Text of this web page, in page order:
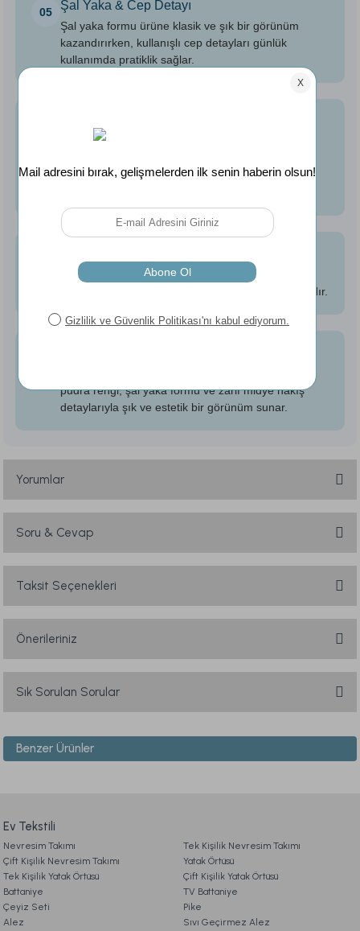
05 Şal Yaka & Cep Detayı
Şal yaka formu ürüne klasik ve şık bir görünüm
kazandırırken, kullanışlı cep detayları günlük
kullanımda pratiklik sağlar.
Pamuk dokusunun yumuşaklığını ve nakış
etiketinde belirtilen yıkama ve bakım talimatlarına
Paket içerisinde 1 adet L/XL beden, 120 cm
uzunluğunda Harmony Seren Bornoz bulunmaktadır.
pudra rengi, şal yaka formu ve zarif midye nakış
detaylarıyla şık ve estetik bir görünüm sunar.
Yorumlar
Soru & Cevap
Ürün hakkında henüz soru sorulmamış.
Taksit Seçenekleri
Önerileriniz
iletebilirsiniz.
Görüş ve önerileriniz için teşekkür ederiz.
Ürün resmi kalitesiz, bozuk veya görüntülenemiyor.
Ürün fiyatı diğer sitelerden daha pahalı.
Bu ürüne benzer farklı alternatifler olmalı.
Sık Sorulan Sorular
1. ÜYELİK
3. ÖDEME
4. KARGO & TESLİMAT
Benzer Ürünler
1.099,00 TL
Ücretsiz Kargo Ücretsiz Kargo
Banyo Paspası Pera Vizon Banyo Paspası Pera Pudra
Ev Tekstili
Nevresim Takımı
Tek Kişilik Nevresim Takımı
Çift Kişilik Nevresim Takımı
Yatak Örtüsü
Tek Kişilik Yatak Örtüsü
Çift Kişilik Yatak Örtüsü
Battaniye
TV Battaniye
Çeyiz Seti
Pike
Alez
Sıvı Geçirmez Alez